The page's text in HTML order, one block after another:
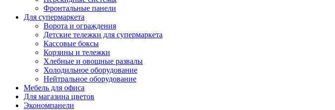
Фронтальные панели
Для супермаркета
Ворота и ограждения
Детские тележки для супермаркета
Кассовые боксы
Корзины и тележки
Хлебные и овощные развалы
Холодильное оборудование
Нейтральное оборудование
Мебель для офиса
Для магазина цветов
Экономпанели